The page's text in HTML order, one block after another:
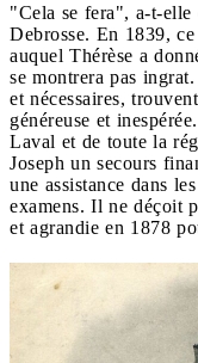
"Cela se fera", a-t-elle
Debrosse. En 1839,
auquel Thérèse a
se montrera pas
et nécessaires,
généreuse et
Laval et de toute la
Joseph un secours
une assistance dans
examens. Il ne déçoit
et agrandie en 1878